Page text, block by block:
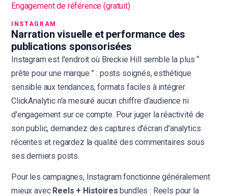
Engagement de référence (gratuit)
INSTAGRAM
Narration visuelle et performance des
publications sponsorisées
Instagram est l'endroit où Breckie Hill semble la plus “
prête pour une marque ” : posts soignés, esthétique
sensible aux tendances, formats faciles à intégrer.
ClickAnalytic n'a mesuré aucun chiffre d'audience ni
d'engagement sur ce compte. Pour juger la réactivité de
son public, demandez des captures d'écran d'analytics
récentes et regardez la qualité des commentaires sous
ses derniers posts.
Pour les campagnes, Instagram fonctionne généralement
mieux avec Reels + Histoires bundles : Reels pour la